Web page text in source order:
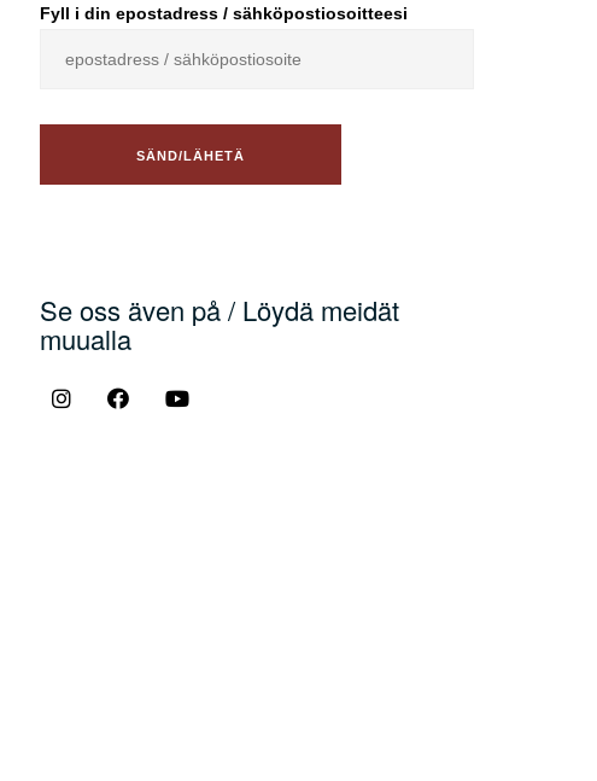
Fyll i din epostadress / sähköpostiosoitteesi
Se oss även på / Löydä meidät
muualla